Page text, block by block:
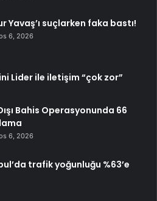
Yavaş’ı suçlarken faka bastı!
6, 2026
Lider ile iletişim “çok zor”
Bahis Operasyonunda 66
6, 2026
trafik yoğunluğu %63’e